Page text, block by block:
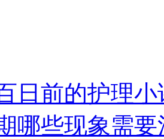
日前的护理小
哪些现象需要